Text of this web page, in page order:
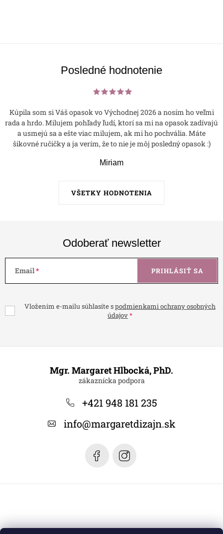
Posledné hodnotenie
VŠETKY HODNOTENIA
Kúpila som si Váš opasok vo Východnej 2026 a nosím ho veľmi
rada a hrdo. Milujem pohľady ľudí, ktorí sa mi na opasok zadívajú
a usmejú sa a ešte viac milujem, ak mi ho pochvália. Máte
šikovné ručičky a ja verím, že to nie je môj posledný opasok :)
Miriam
Odoberať newsletter
Email
Vložením e-mailu súhlasíte spodmienkami ochrany osobných
údajov
PRIHLÁSIŤ SA
Mgr. Margaret Hlbocká, PhD.
+421 948 181 235
info@margaretdizajn.sk